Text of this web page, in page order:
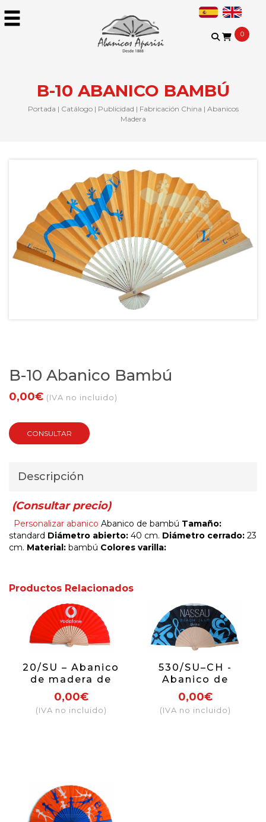
0
B-10 ABANICO BAMBÚ
Portada | Catálogo| Publicidad | Fabricación China | Abanicos
Madera
B-10 Abanico Bambú
0,00€ (IVA no incluido)
CONSULTAR
Descripción
(Consultar precio)
Personalizar abanico Abanico de bambú Tamaño:
standard Diámetro abierto: 40 cm. Diámetro cerrado: 23
cm. Material: bambú Colores varilla:
Productos Relacionados
20/SU – Abanico
de madera de
publicidad
0,00€
(IVA no incluido)
530/SU–CH -
Abanico de
madera de
publicidad
0,00€
(IVA no incluido)